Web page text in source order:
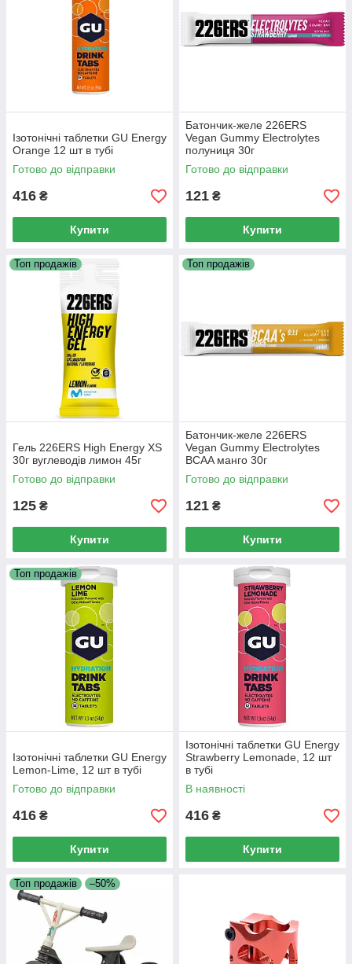
Ізотонічні таблетки GU Energy
Orange 12 шт в тубі
Готово до відправки
416 ₴
Купити
Батончик-желе 226ERS
Vegan Gummy Electrolytes
полуниця 30г
Готово до відправки
121 ₴
Купити
Топ продажів
Гель 226ERS High Energy XS
30г вуглеводів лимон 45г
Готово до відправки
125 ₴
Купити
Топ продажів
Батончик-желе 226ERS
Vegan Gummy Electrolytes
BCAA манго 30г
Готово до відправки
121 ₴
Купити
Топ продажів
Ізотонічні таблетки GU Energy
Lemon-Lime, 12 шт в тубі
Готово до відправки
416 ₴
Купити
Ізотонічні таблетки GU Energy
Strawberry Lemonade, 12 шт
в тубі
В наявності
416 ₴
Купити
Топ продажів –50%